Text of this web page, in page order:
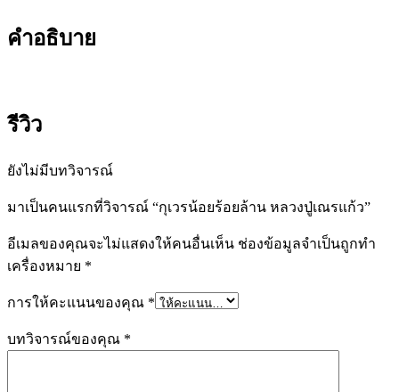
แก้ว
คำอธิบาย
รีวิว
ยังไม่มีบทวิจารณ์
มาเป็นคนแรกที่วิจารณ์ “กุเวรน้อยร้อยล้าน หลวงปู่เณรแก้ว”
อีเมลของคุณจะไม่แสดงให้คนอื่นเห็น ช่องข้อมูลจำเป็นถูกทำ
เครื่องหมาย *
การให้คะแนนของคุณ *
บทวิจารณ์ของคุณ *